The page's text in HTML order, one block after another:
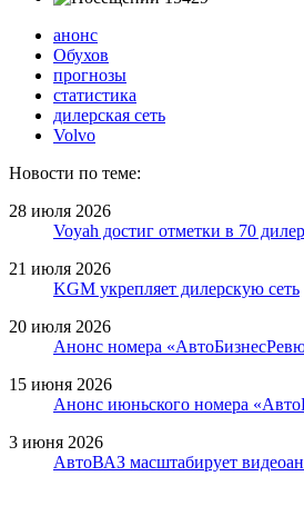
анонс
Обухов
прогнозы
статистика
дилерская сеть
Volvo
Новости по теме:
28 июля 2026
Voyah достиг отметки в 70
21 июля 2026
KGM укрепляет дилерскую сеть
20 июля 2026
Анонс номера
15 июня 2026
Анонс июньского номера
3 июня 2026
АвтоВАЗ масштабирует